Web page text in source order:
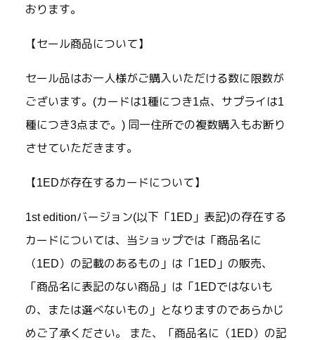
おります。
【セール商品について】
セール品はお一人様がご購入いただける数に限数が
ございます。(カードは1種につき1点、サプライは1
種につき3点まで。) 同一住所での複数購入もお断り
させていただきます。
【1EDが存在するカードについて】
1st editionバージョン(以下「1ED」表記)の存在する
カードについては、当ショップでは「商品名に
（1ED）の記載のあるもの」は「1ED」の販売、
「商品名に表記のない商品」は「1EDではないも
の、または選べないもの」となりますのであらかじ
めご了承ください。 また、「商品名に（1ED）の記